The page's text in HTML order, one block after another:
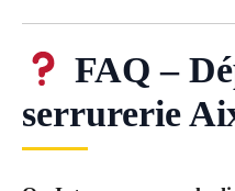
FAQ –
serrurerie